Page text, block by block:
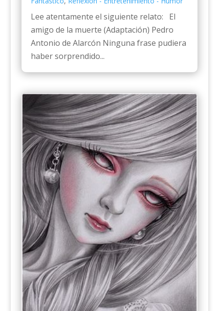
Lee atentamente el siguiente relato: El
amigo de la muerte (Adaptación) Pedro
Antonio de Alarcón Ninguna frase pudiera
haber sorprendido...